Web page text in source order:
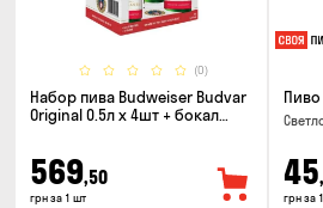
(0)
Набор пива Budweiser Budvar
Original 0.5л х 4шт + бокал
569,50
грн за 1 шт
Пиво
45
грн за